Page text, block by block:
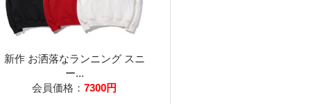
新作 お洒落なランニング スニ
ー...
会員価格： 7300円